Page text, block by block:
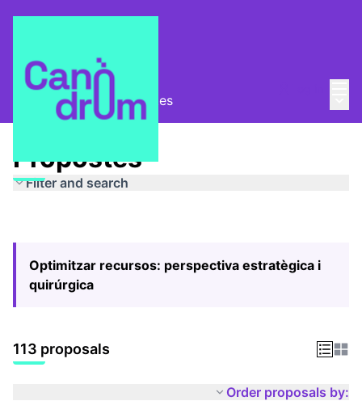
Pla Estratègic Propostes
Propostes
Filter and search
Optimitzar recursos: perspectiva estratègica i
quirúrgica
113 proposals
Order proposals by: